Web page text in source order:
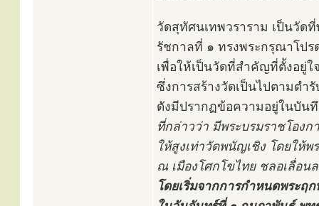
วัดสุทัศนเทพวราราม เป็นวัด
รัชกาลที่ ๑ ทรงพระกรุณาโป
เพื่อให้เป็นวัดที่สำคัญที่ตั้งอยู่ใ
ซึ่งการสร้างวัดเป็นไปตามตำ
ดังมีปรากฏข้อความอยู่ในบันทึ
ที่กล่าวว่า มีพระบรมราชโอง
ให้สูงเท่าวัดพนัญเชิง โดยให้พ
ณ เมืองโศกโขไทย ชลอเลื่อน
โดยเริ่มจากการกำหนดพระฤ